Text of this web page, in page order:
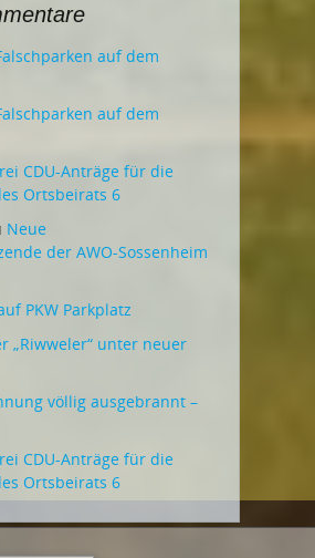
auf dem
auf dem
CDU-Anträge für die
Ortsbeirats 6
Neue
der AWO-Sossenheim
PKW Parkplatz
„Riwweler“ unter neuer
völlig ausgebrannt –
CDU-Anträge für die
Ortsbeirats 6